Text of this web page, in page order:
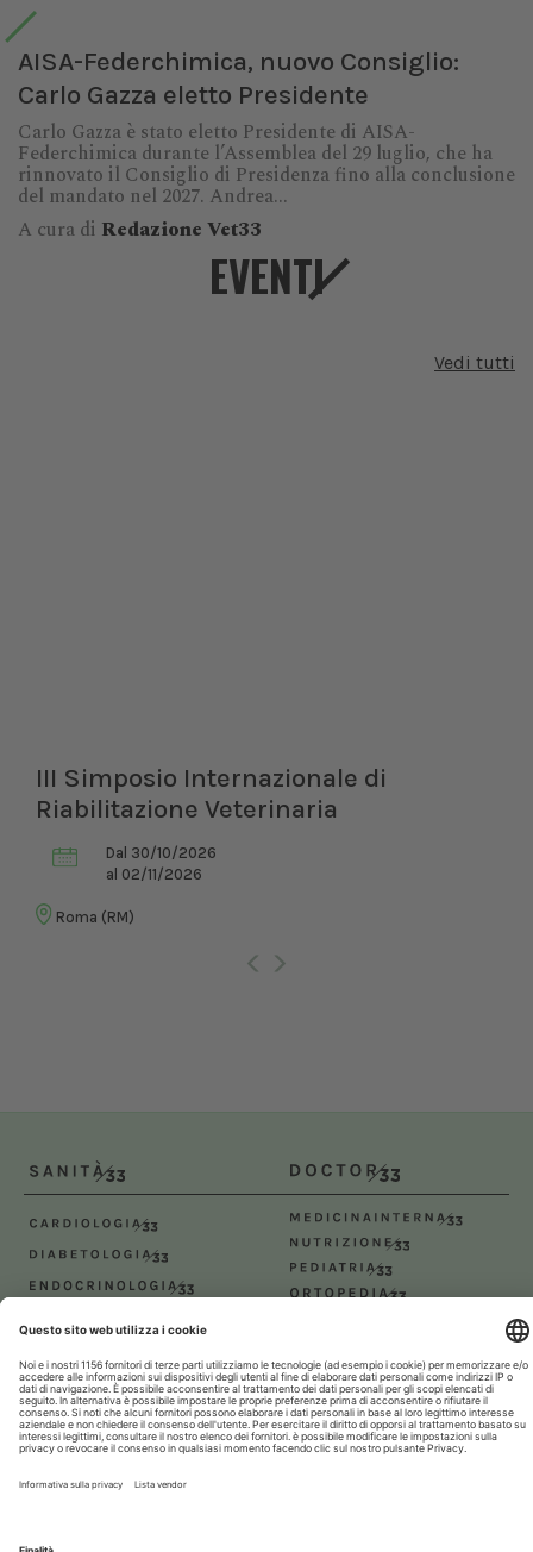
AISA-Federchimica, nuovo Consiglio:
Carlo Gazza eletto Presidente
Carlo Gazza è stato eletto Presidente di AISA-
Federchimica durante l’Assemblea del 29 luglio, che ha
rinnovato il Consiglio di Presidenza fino alla conclusione
del mandato nel 2027. Andrea...
A cura di Redazione Vet33
EVENTI
Vedi tutti
III Simposio Internazionale di
Riabilitazione Veterinaria
Dal 30/10/2026
al 02/11/2026
Roma (RM)